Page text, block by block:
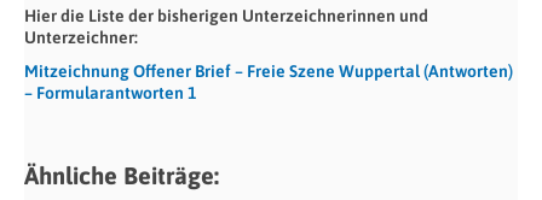
Hier die Liste der bisherigen Unterzeichnerinnen und
Unterzeichner:
Mitzeichnung Offener Brief – Freie Szene Wuppertal (Antworten)
– Formularantworten 1
Ähnliche Beiträge: